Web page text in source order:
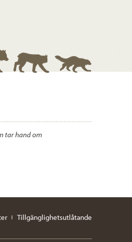
tar hand om
Tillgänglighetsutlåtande